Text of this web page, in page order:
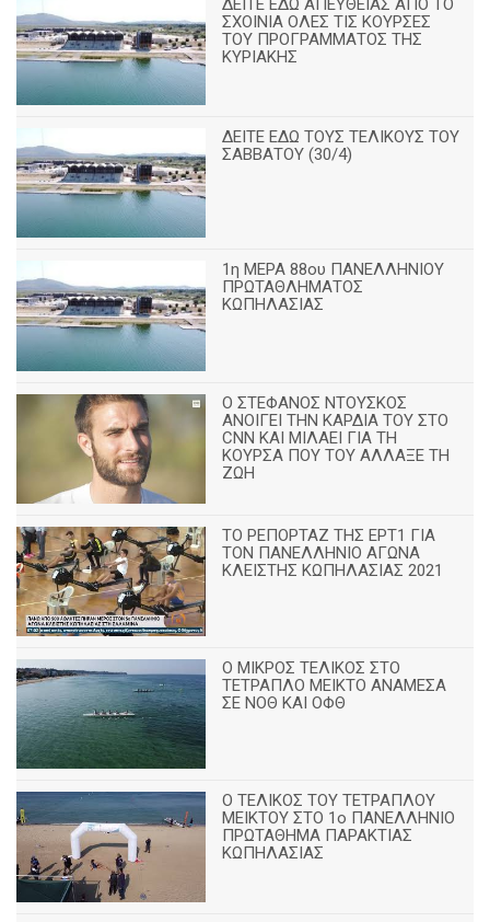
ΔΕΙΤΕ ΕΔΩ ΑΠΕΥΘΕΙΑΣ ΑΠΟ ΤΟ
ΣΧΟΙΝΙΑ ΟΛΕΣ ΤΙΣ ΚΟΥΡΣΕΣ
ΤΟΥ ΠΡΟΓΡΑΜΜΑΤΟΣ ΤΗΣ
ΚΥΡΙΑΚΗΣ
ΔΕΙΤΕ ΕΔΩ ΤΟΥΣ ΤΕΛΙΚΟΥΣ ΤΟΥ
ΣΑΒΒΑΤΟΥ (30/4)
1η ΜΕΡΑ 88ου ΠΑΝΕΛΛΗΝΙΟΥ
ΠΡΩΤΑΘΛΗΜΑΤΟΣ
ΚΩΠΗΛΑΣΙΑΣ
Ο ΣΤΕΦΑΝΟΣ ΝΤΟΥΣΚΟΣ
ΑΝΟΙΓΕΙ ΤΗΝ ΚΑΡΔΙΑ ΤΟΥ ΣΤΟ
CNN ΚΑΙ ΜΙΛΑΕΙ ΓΙΑ ΤΗ
ΚΟΥΡΣΑ ΠΟΥ ΤΟΥ ΑΛΛΑΞΕ ΤΗ
ΖΩΗ
ΤΟ ΡΕΠΟΡΤΑΖ ΤΗΣ ΕΡΤ1 ΓΙΑ
ΤΟΝ ΠΑΝΕΛΛΗΝΙΟ ΑΓΩΝΑ
ΚΛΕΙΣΤΗΣ ΚΩΠΗΛΑΣΙΑΣ 2021
Ο ΜΙΚΡΟΣ ΤΕΛΙΚΟΣ ΣΤΟ
ΤΕΤΡΑΠΛΟ ΜΕΙΚΤΟ ΑΝΑΜΕΣΑ
ΣΕ ΝΟΘ ΚΑΙ ΟΦΘ
Ο ΤΕΛΙΚΟΣ ΤΟΥ ΤΕΤΡΑΠΛΟΥ
ΜΕΙΚΤΟΥ ΣΤΟ 1ο ΠΑΝΕΛΛΗΝΙΟ
ΠΡΩΤΑΘΗΜΑ ΠΑΡΑΚΤΙΑΣ
ΚΩΠΗΛΑΣΙΑΣ